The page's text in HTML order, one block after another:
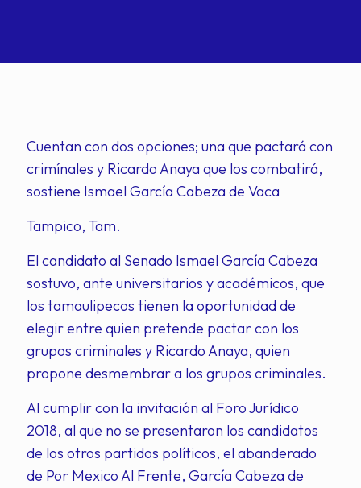
Cuentan con dos opciones; una que pactará con
crimínales y Ricardo Anaya que los combatirá,
sostiene Ismael García Cabeza de Vaca
Tampico, Tam.
El candidato al Senado Ismael García Cabeza
sostuvo, ante universitarios y académicos, que
los tamaulipecos tienen la oportunidad de
elegir entre quien pretende pactar con los
grupos criminales y Ricardo Anaya, quien
propone desmembrar a los grupos criminales.
Al cumplir con la invitación al Foro Jurídico
2018, al que no se presentaron los candidatos
de los otros partidos políticos, el abanderado
de Por Mexico Al Frente, García Cabeza de